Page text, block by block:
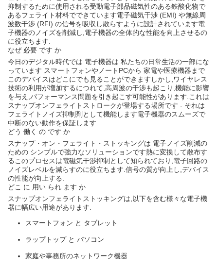
抑制するために使用される受動電子部品磁気性のある鉄酸化物で
あるフェライト材料でできています電子磁気干渉 (EMI) や無線周
波数干渉 (RFI) の信号を吸収し散らすように設計されています電
子機器のノイズを削減し,電子機器の全体的な性能を向上させるの
に役立ちます.
なぜ 必要 です か
今日のデジタル時代では 電子機器は 私たちの日常生活の一部にな
っています スマートフォンやノートPCから 家電や医療機器まで
このデバイスはどこにでも見ることができますしかし,ワイヤレス
技術の利用が増加するにつれて,高周波の干渉も起こり,機能に影響
を与え,パフォーマンス問題を引き起こす可能性があります.これは
スナップオンフェライトストロークが登場する場所です - それは
フェライトノイズ抑制剤として機能します電子機器のスムーズで
中断のない動作を保証します.
どう 働く の です か
スナップ・オン・フェライト・ストッキングは 電子ノイズ削減の
ための シンプルで強力なソリューションです熱に変換して散布す
るこのプロセスは電磁気干渉抑制として知られており,電子回路の
ノイズレベルを減らすのに役立ちます.信号の質が向上し,デバイス
の性能が向上する.
どこ に 用い られ ます か
スナップオンフェライトストッキングは,以下を含む様々な電子機
器に幅広い用途があります.
スマートフォン と タブレット
ラップトップ と パソコン
家庭や事務所のネットワーク機器